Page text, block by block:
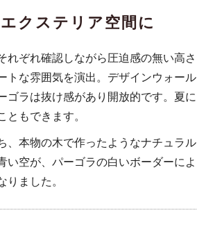
クステリア空間に
ぞれ確認しながら圧迫感の無い高さ
トな雰囲気を演出。デザインウォール
ラは抜け感があり開放的です。夏に
もできます。
、本物の木で作ったようなナチュラル
空が、パーゴラの白いボーダーによ
ました。